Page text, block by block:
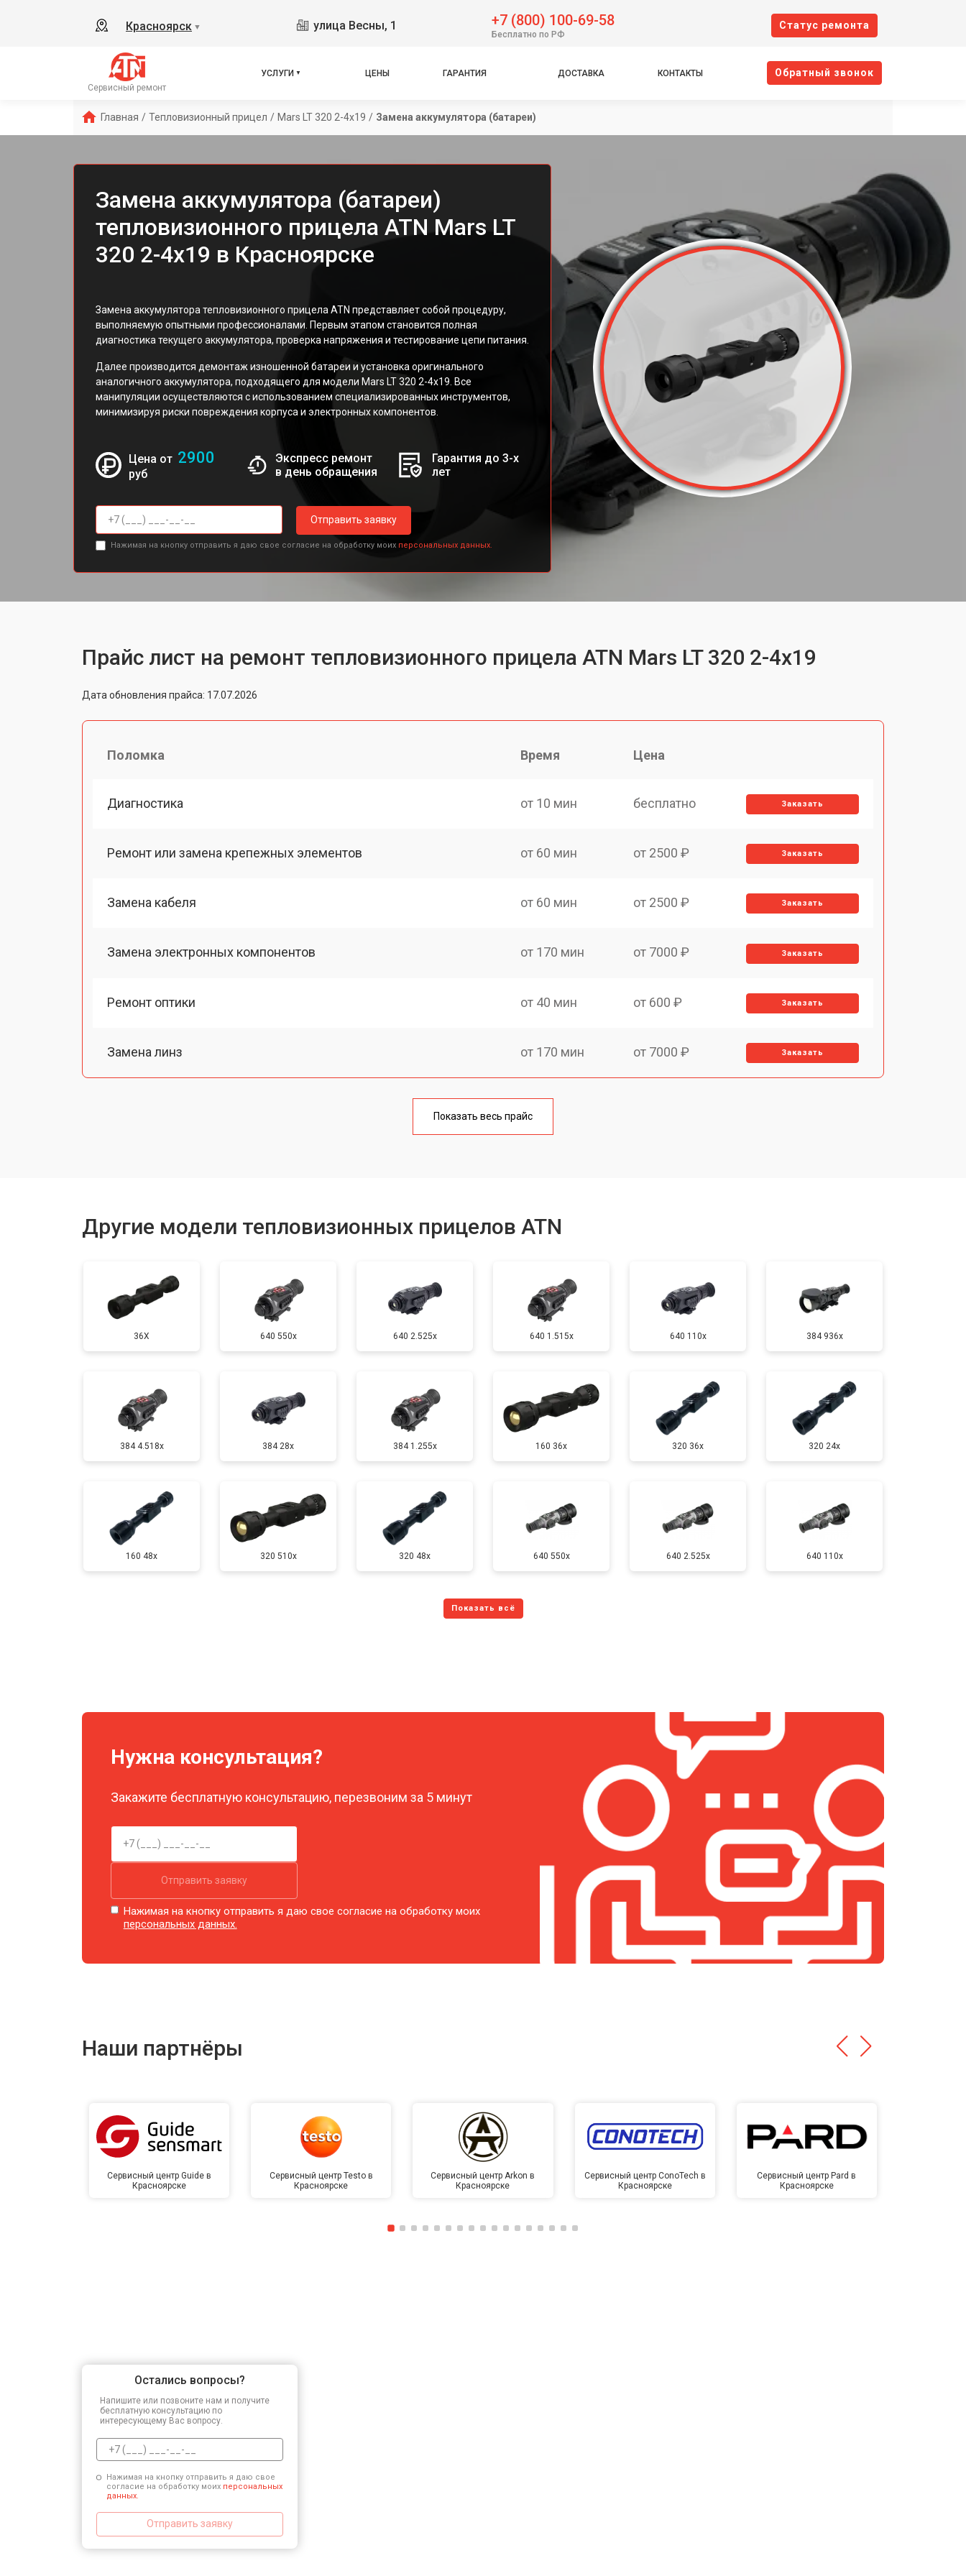
Красноярск ▼ улица Весны, 1 +7 (800) 100-69-58
Бесплатно по РФ
Cтатус ремонта
Сервисный ремонт
УСЛУГИ ЦЕНЫ ГАРАНТИЯ ДОСТАВКА КОНТАКТЫ Oбратный звонок
Главная / Тепловизионный прицел / Mars LT 320 2-4x19 / Замена аккумулятора (батареи)
Замена аккумулятора (батареи)
тепловизионного прицела ATN Mars LT
320 2-4x19 в Красноярске
Замена аккумулятора тепловизионного прицела ATN представляет собой процедуру,
выполняемую опытными профессионалами. Первым этапом становится полная
диагностика текущего аккумулятора, проверка напряжения и тестирование цепи питания.
Далее производится демонтаж изношенной батареи и установка оригинального
аналогичного аккумулятора, подходящего для модели Mars LT 320 2-4x19. Все
манипуляции осуществляются с использованием специализированных инструментов,
минимизируя риски повреждения корпуса и электронных компонентов.
Цена от 2900
руб
Экспресс ремонт
в день обращения
Гарантия до 3-х
лет
Отправить заявку
Нажимая на кнопку отправить я даю свое согласие на обработку моих персональных данных.
Прайс лист на ремонт тепловизионного прицела ATN Mars LT 320 2-4x19
Дата обновления прайса: 17.07.2026
Поломка Время Цена
Диагностика от 10 мин бесплатно Заказать
Ремонт или замена крепежных элементов от 60 мин от 2500 ₽ Заказать
Замена кабеля от 60 мин от 2500 ₽ Заказать
Замена электронных компонентов от 170 мин от 7000 ₽ Заказать
Ремонт оптики от 40 мин от 600 ₽ Заказать
Замена линз от 170 мин от 7000 ₽ Заказать
от 70 мин
Показать весь прайс
Другие модели тепловизионных прицелов ATN
36X 640 550x 640 2.525x 640 1.515x 640 110x 384 936x
384 4.518x 384 28x 384 1.255х 160 36x 320 36x 320 24x
160 48x 320 510x 320 48x 640 550x 640 2.525x 640 110x
Нужна консультация?
Закажите бесплатную консультацию, перезвоним за 5 минут
Отправить заявку
Нажимая на кнопку отправить я даю свое согласие на обработку моих
персональных данных.
Наши партнёры
Сервисный центр Guide в
Красноярске
Сервисный центр Testo в
Красноярске
Сервисный центр Arkon в
Красноярске
Сервисный центр ConoTech в
Красноярске
Сервисный центр Pard в
Красноярске
Остались вопросы?
Напишите или позвоните нам и получите
бесплатную консультацию по
интересующему Вас вопросу.
Нажимая на кнопку отправить я даю свое
согласие на обработку моих персональных
данных.
Отправить заявку